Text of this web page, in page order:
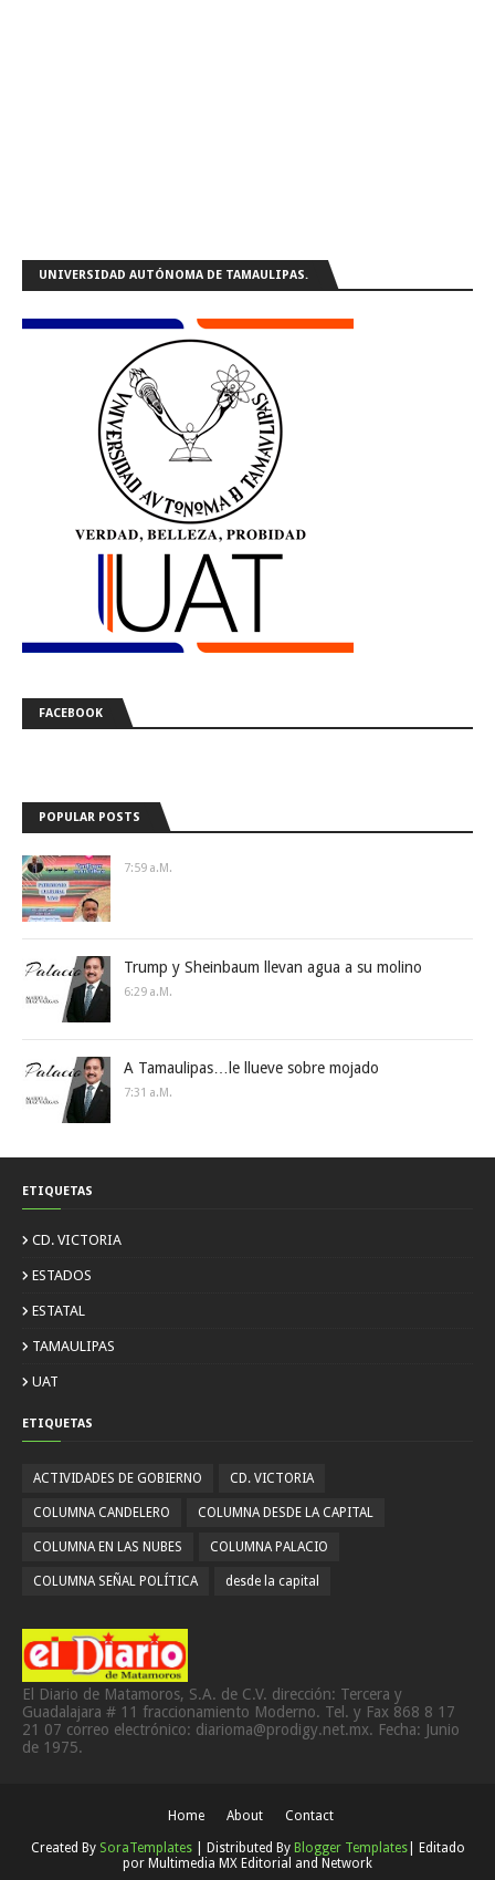
UNIVERSIDAD AUTÓNOMA DE TAMAULIPAS.
FACEBOOK
POPULAR POSTS
7:59 A.m.
Trump y Sheinbaum llevan agua a su molino
6:29 A.m.
A Tamaulipas…le llueve sobre mojado
7:31 A.m.
ETIQUETAS
CD. VICTORIA
ESTADOS
ESTATAL
TAMAULIPAS
UAT
ETIQUETAS
ACTIVIDADES DE GOBIERNO CD. VICTORIA
COLUMNA CANDELERO COLUMNA DESDE LA CAPITAL
COLUMNA EN LAS NUBES COLUMNA PALACIO
COLUMNA SEÑAL POLÍTICA desde la capital
El Diario de Matamoros, S.A. de C.V. dirección: Tercera y
Guadalajara # 11 fraccionamiento Moderno. Tel. y Fax 868 8 17
21 07 correo electrónico: diarioma@prodigy.net.mx. Fecha: Junio
de 1975.
Home About Contact
Created By SoraTemplates| Distributed By Blogger Templates| Editado
por Multimedia MX Editorial and Network